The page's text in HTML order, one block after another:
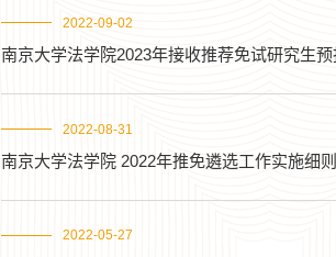
2022-09-02
南京大学法学院2023年接收推荐免试研究生
2022-08-31
南京大学法学院 2022年推免遴选工作实施细则
2022-05-27